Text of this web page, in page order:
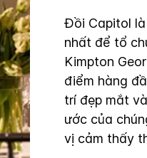
Đồi Capitol
nhất để tổ
Kimpton
điểm hàng
trí đẹp mắt
ước của
vị cảm thấy